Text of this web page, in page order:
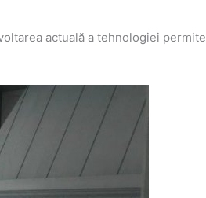
actuală a tehnologiei permite